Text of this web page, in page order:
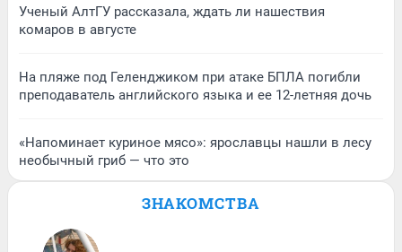
Ученый АлтГУ рассказала, ждать ли нашествия
комаров в августе
На пляже под Геленджиком при атаке БПЛА погибли
преподаватель английского языка и ее 12-летняя дочь
«Напоминает куриное мясо»: ярославцы нашли в лесу
необычный гриб — что это
ЗНАКОМСТВА